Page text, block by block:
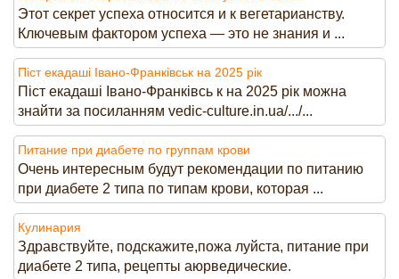
Этот секрет успеха относится и к вегетарианству.
Ключевым фактором успеха — это не знания и ...
Піст екадаші Івано-Франківськ на 2025 рік
Піст екадаші Івано-Франківсь к на 2025 рік можна
знайти за посиланням vedic-culture.in.ua/.../...
Питание при диабете по группам крови
Очень интересным будут рекомендации по питанию
при диабете 2 типа по типам крови, которая ...
Кулинария
Здравствуйте, подскажите,пожа луйста, питание при
диабете 2 типа, рецепты аюрведические.